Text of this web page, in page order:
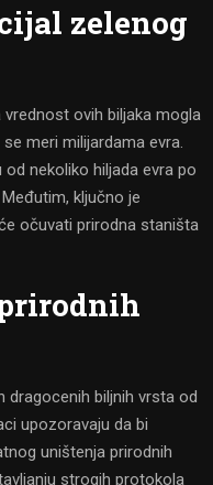
zelenog
ovih biljaka mogla
meri milijardama evra.
nekoliko hiljada evra po
ključno je
očuvati prirodna staništa
dragocenih biljnih vrsta od
upozoravaju da bi
uništenja prirodnih
strogih protokola